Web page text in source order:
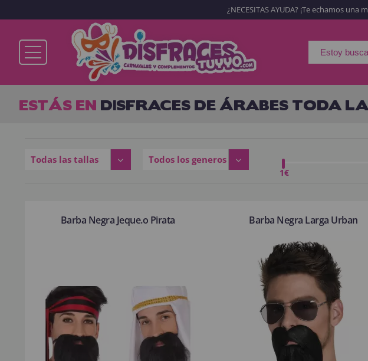
Ya soy cliente
ENTRAR
¿NECESITAS AYUDA? ¡Te echamos una
ESTÁS EN DISFRACES DE ÁRABES TODA
Todas las tallas Todos los generos
1€
Barba Negra Jeque.o Pirata Barba Negra Larga Urban